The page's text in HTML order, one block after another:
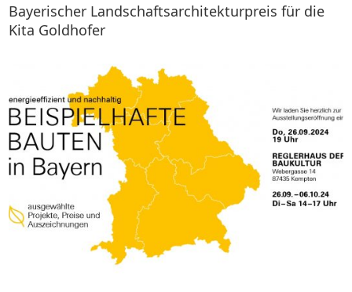
Bayerischer Landschaftsarchitekturpreis für die
Kita Goldhofer